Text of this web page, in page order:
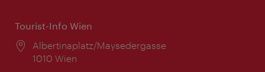
Tourist-Info Wien
Ort:
Albertinaplatz/Maysedergasse
1010 Wien